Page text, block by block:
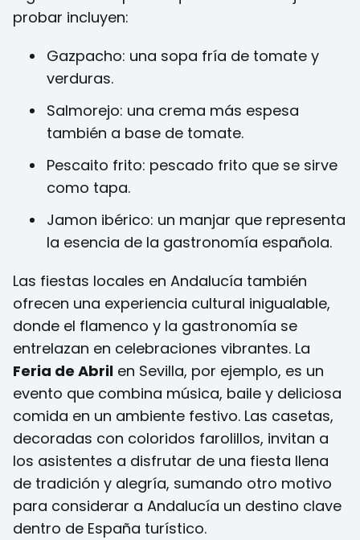
probar incluyen:
Gazpacho: una sopa fría de tomate y
verduras.
Salmorejo: una crema más espesa
también a base de tomate.
Pescaito frito: pescado frito que se sirve
como tapa.
Jamon ibérico: un manjar que representa
la esencia de la gastronomía española.
Las fiestas locales en Andalucía también
ofrecen una experiencia cultural inigualable,
donde el flamenco y la gastronomía se
entrelazan en celebraciones vibrantes. La
Feria de Abril en Sevilla, por ejemplo, es un
evento que combina música, baile y deliciosa
comida en un ambiente festivo. Las casetas,
decoradas con coloridos farolillos, invitan a
los asistentes a disfrutar de una fiesta llena
de tradición y alegría, sumando otro motivo
para considerar a Andalucía un destino clave
dentro de España turístico.